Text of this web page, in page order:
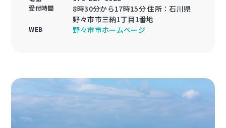
受付時間
8時30分から17時15分 住所：石川県
野々市市三納1丁目1番地
WEB 野々市市ホームページ